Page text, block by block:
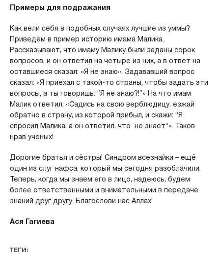
Примеры для подражания
Как вели себя в подобных случаях лучшие из уммы?
Приведём в пример историю имама Малика.
Рассказывают, что имаму Малику были заданы сорок
вопросов, и он ответил на четыре из них, а в ответ на
оставшиеся сказал: «Я не знаю». Задававший вопрос
сказал: «Я приехал с такой-то страны, чтобы задать эти
вопросы, а ты говоришь: “Я не знаю?!”» На что имам
Малик ответил: «Садись на свою верблюдицу, езжай
обратно в страну, из которой прибыл, и скажи: “Я
спросил Малика, а он ответил, что не знает”». Таков
нрав учёных!
Дорогие братья и сёстры! Синдром всезнайки – ещё
один из слуг нафса, который мы сегодня разоблачили.
Теперь, когда мы знаем его в лицо, надеюсь, будем
более ответственными и внимательными в передаче
знаний друг другу. Благослови нас Аллах!
Ася Гагиева
ТЕГИ: